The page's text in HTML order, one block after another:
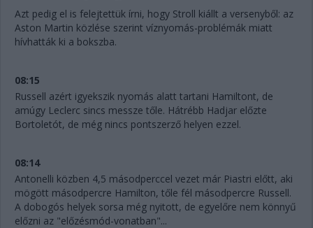
Azt pedig el is felejtettük írni, hogy Stroll kiállt a versenyből: az
Aston Martin közlése szerint víznyomás-problémák miatt
hívhatták ki a bokszba.
08:15
Russell azért igyekszik nyomás alatt tartani Hamiltont, de
amúgy Leclerc sincs messze tőle. Hátrébb Hadjar előzte
Bortoletót, de még nincs pontszerző helyen ezzel.
08:14
Antonelli közben 4,5 másodperccel vezet már Piastri előtt, aki
mögött másodpercre Hamilton, tőle fél másodpercre Russell.
A dobogós helyek sorsa még nyitott, de egyelőre nem könnyű
előzni az "előzésmód-vonatban"...